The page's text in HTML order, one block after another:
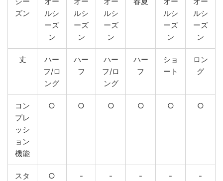
ズン
ルシ
ーズ
ン
ルシ
ーズ
ン
ルシ
ーズ
ン
ルシ
ーズ
ン
ルシ
ーズ
ン
丈
ハー
フ/ロ
ング
ハー
フ
ハー
フ/ロ
ング
ハー
フ
ショ
ート
ロン
グ
コン
プレ
ッシ
ョン
機能
○ ○ ○ ○ ○ ○
スタ
○ - - - - -